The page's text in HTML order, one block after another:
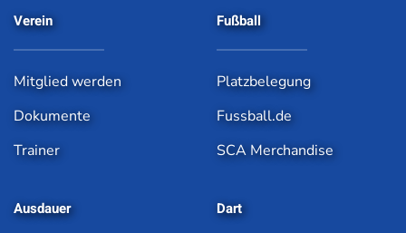
Verein
Mitglied werden
Dokumente
Trainer
Fußball
Platzbelegung
Fussball.de
SCA Merchandise
Ausdauer Dart